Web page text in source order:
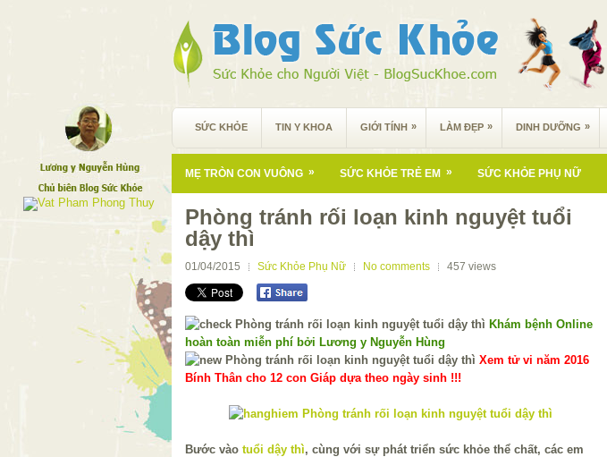
SỨC KHỎE TIN Y KHOA GIỚI TÍNH » LÀM ĐẸP » DINH DƯỠNG »
MẸ TRÒN CON VUÔNG » SỨC KHỎE TRẺ EM » SỨC KHỎE PHỤ NỮ
Phòng tránh rối loạn kinh nguyệt tuổi
dậy thì
01/04/2015 Sức Khỏe Phụ Nữ No comments 457 views
Khám bệnh Online
hoàn toàn miễn phí bởi Lương y Nguyễn Hùng
Xem tử vi năm 2016
Bính Thân cho 12 con Giáp dựa theo ngày sinh !!!
Bước vào tuổi dậy thì, cùng với sự phát triển sức khỏe thể chất, các em